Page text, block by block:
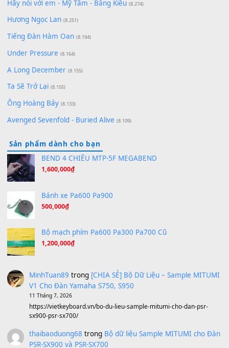
[SHEET] Ánh Trăng Nói Hộ Lòng Tôi - Mạnh Lệ Quân | Intro +
Pinyin
Orange Days - FT Island
Hãy nói với em - Mỹ Tâm - Bằng Kiều
Tiếng Đàn Hàm Oan (8.194)
Under Pressure (8.164)
A Long December (8.155)
Ta Sẽ Trở Lại (8.155)
Ông Hoàng Bảy (8.133)
Avenged Sevenfold - Buried Alive
Sản phẩm dành cho bạn
BEND 4 CHIỀU MTP-5F MEGABEND
1,600,000
Bánh xe Pa600 Pa900
500,000 ₫